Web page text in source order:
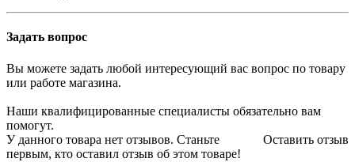
Задать вопрос
Вы можете задать любой интересующий вас вопрос по товару
или работе магазина.
Наши квалифицированные специалисты обязательно вам
помогут.
Оставить отзыв
У данного товара нет отзывов. Станьте
первым, кто оставил отзыв об этом товаре!